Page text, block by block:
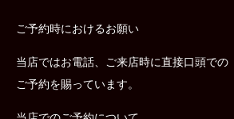
ご予約時におけるお願い
当店ではお電話、ご来店時に直接口頭での
ご予約を賜っています。